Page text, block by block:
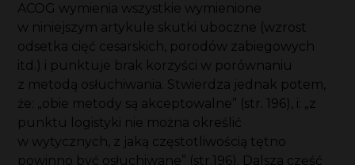
ACOG wymienia wszystkie wymienione
w niniejszym artykule skutki uboczne (wzrost
odsetka cięć cesarskich, porodów zabiegowych
itd.) i punktuje brak korzyści w porównaniu
z metodą osłuchiwania. Stwierdza jednak potem,
że: „obie metody są akceptowalne” (str. 196), i: „z
punktu logistyki nie można określić
w wytycznych, z jaką częstotliwością tętno
powinno być osłuchiwane” (str.196). Dalsza część